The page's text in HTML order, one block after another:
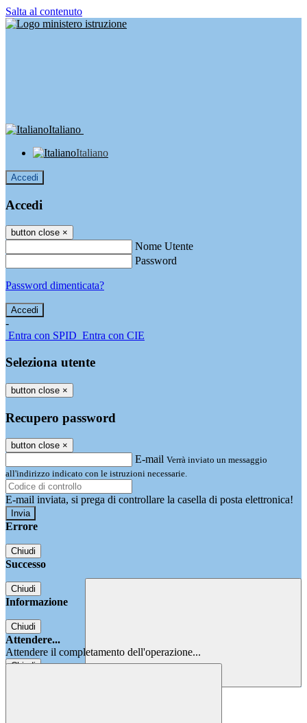
Salta al contenuto
Italiano
Italiano
Accedi
Accedi
button close ×
Nome Utente
Password
Password dimenticata?
-
Entra con SPID Entra con CIE
Seleziona utente
button close ×
Recupero password
button close ×
E-mail Verrà inviato un messaggio
all'indirizzo indicato con le istruzioni necessarie.
E-mail inviata, si prega di controllare la casella di posta elettronica!
Errore
Chiudi
Successo
Chiudi
Informazione
Chiudi
Attendere...
Attendere il completamento dell'operazione...
Chiudi